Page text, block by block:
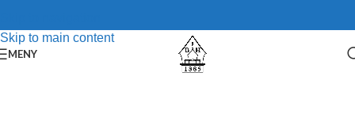
Skip to main content
MENY